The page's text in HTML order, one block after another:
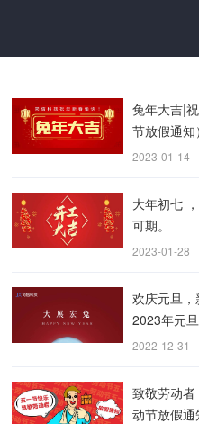
兔年大吉|
节放假通知）
2023-01-14
大年初七
可期。
2023-01-28
欢庆元旦，
2023年元
2022-12-31
致敬劳动
动节放假通